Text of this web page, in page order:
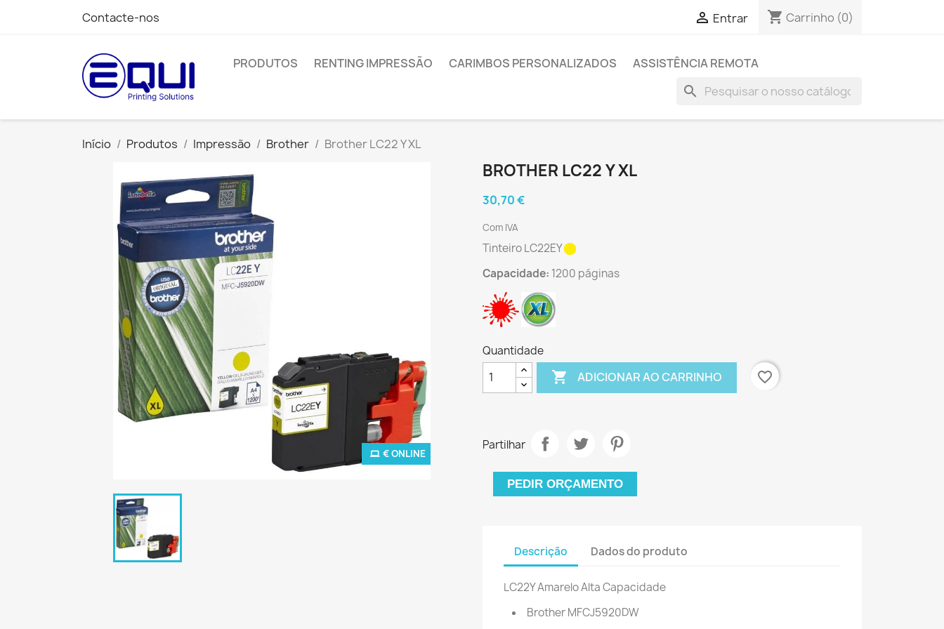
Contacte-nos  Entrar shopping_cart Carrinho (0)
PRODUTOS RENTING IMPRESSÃO CARIMBOS PERSONALIZADOS ASSISTÊNCIA REMOTA
search
Início Produtos Impressão Brother Brother LC22 Y XL
€ ONLINE
BROTHER LC22 Y XL
30,70 €
Com IVA
Tinteiro LC22EY
Capacidade: 1200 páginas
Quantidade
 ADICIONAR AO CARRINHO favorite_border
Partilhar
PEDIR ORÇAMENTO
Descrição Dados do produto
LC22Y Amarelo Alta Capacidade
Brother MFCJ5920DW